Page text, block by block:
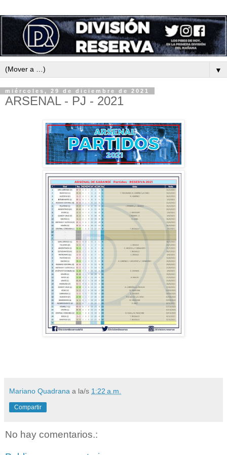
▼
miércoles, 29 de diciembre de 2021
ARSENAL - PJ - 2021
Mariano Quadrana a la/s 1:22 a.m.
Compartir
No hay comentarios.: